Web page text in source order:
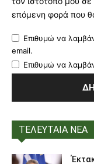
επόμενη φορά που
Επιθυμώ να
email.
Επιθυμώ να
ΤΕΛΕΥΤΑΙΑ ΝΕΑ